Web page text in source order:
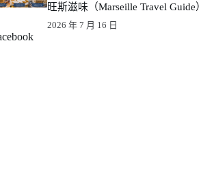
旺斯滋味（Marseille Travel Guide）
2026 年 7 月 16 日